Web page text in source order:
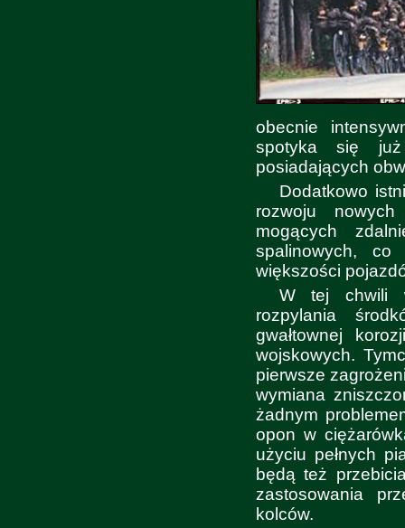
obecnie
spotyka się już
posiadających
Dodatkowo
rozwoju
mogących
spalinowych, co
większości
W tej chwili
rozpylania
gwałtownej
wojskowych.
pierwsze
wymiana
żadnym
opon w
użyciu pełnych
będą też
zastosowania
kolców.